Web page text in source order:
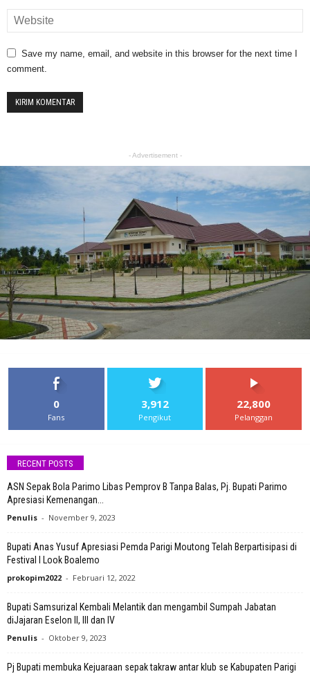
Save my name, email, and website in this browser for the next time I
comment.
- Advertisement -
0
Fans
3,912
Pengikut
22,800
Pelanggan
RECENT POSTS
ASN Sepak Bola Parimo Libas Pemprov B Tanpa Balas, Pj. Bupati Parimo
Apresiasi Kemenangan...
Penulis - November 9, 2023
Bupati Anas Yusuf Apresiasi Pemda Parigi Moutong Telah Berpartisipasi di
Festival I Look Boalemo
prokopim2022 - Februari 12, 2022
Bupati Samsurizal Kembali Melantik dan mengambil Sumpah Jabatan
diJajaran Eselon II, III dan IV
Penulis - Oktober 9, 2023
Pj Bupati membuka Kejuaraan sepak takraw antar klub se Kabupaten Parigi